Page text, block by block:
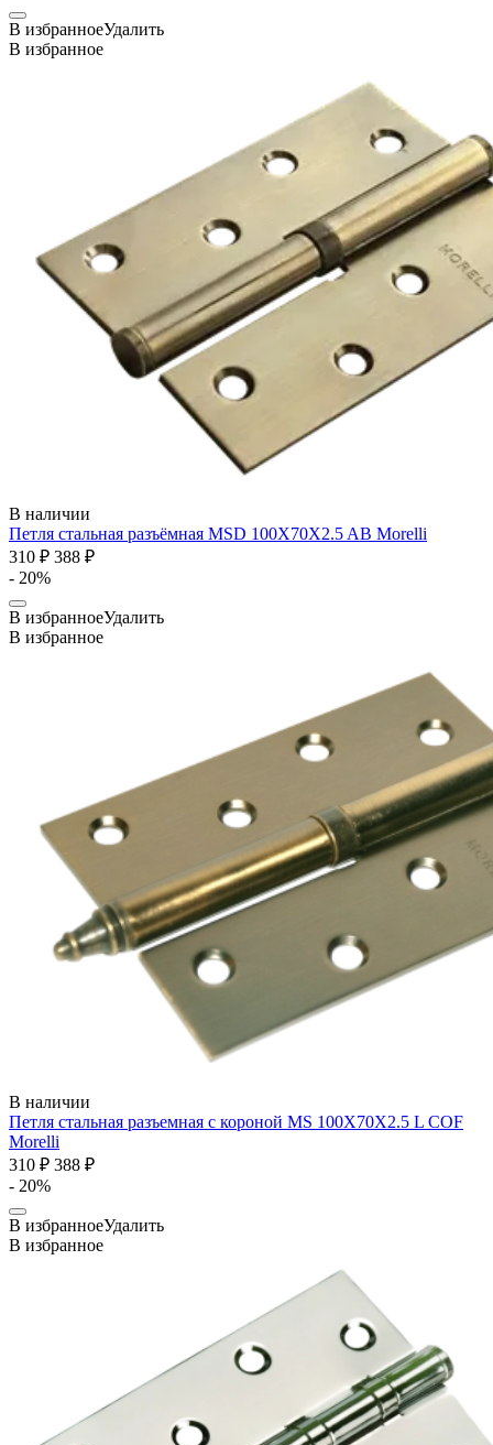
В избранноеУдалить
В избранное
В наличии
Петля стальная разъёмная MSD 100X70X2.5 AB Morelli
310 ₽ 388 ₽
- 20%
В избранноеУдалить
В избранное
В наличии
Петля стальная разъемная с короной MS 100X70X2.5 L COF
Morelli
310 ₽ 388 ₽
- 20%
В избранноеУдалить
В избранное